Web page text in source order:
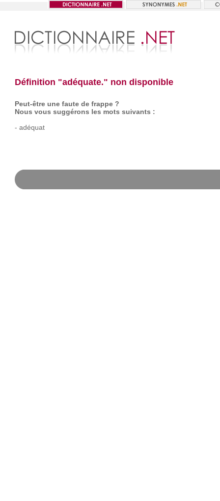
Définition "adéquate." non disponible
Peut-être une faute de frappe ?
Nous vous suggérons les mots suivants :
- adéquat